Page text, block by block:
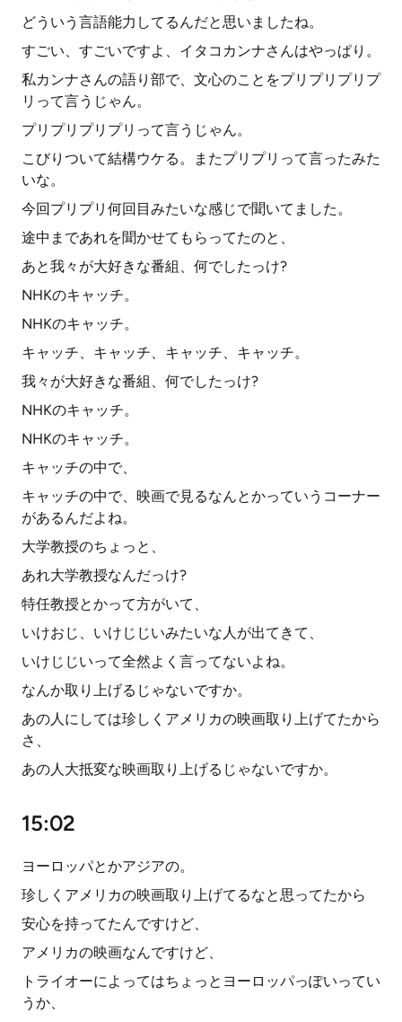
どういう言語能力してるんだと思いましたね。
すごい、すごいですよ、イタコカンナさんはやっぱり。
私カンナさんの語り部で、文心のことをプリプリプリプ
リって言うじゃん。
プリプリプリプリって言うじゃん。
こびりついて結構ウケる。またプリプリって言ったみた
いな。
今回プリプリ何回目みたいな感じで聞いてました。
途中まであれを聞かせてもらってたのと、
あと我々が大好きな番組、何でしたっけ?
NHKのキャッチ。
NHKのキャッチ。
キャッチ、キャッチ、キャッチ、キャッチ。
我々が大好きな番組、何でしたっけ?
NHKのキャッチ。
NHKのキャッチ。
キャッチの中で、
キャッチの中で、映画で見るなんとかっていうコーナー
があるんだよね。
大学教授のちょっと、
あれ大学教授なんだっけ?
特任教授とかって方がいて、
いけおじ、いけじじいみたいな人が出てきて、
いけじじいって全然よく言ってないよね。
なんか取り上げるじゃないですか。
あの人にしては珍しくアメリカの映画取り上げてたから
さ、
あの人大抵変な映画取り上げるじゃないですか。
15:02
ヨーロッパとかアジアの。
珍しくアメリカの映画取り上げてるなと思ってたから
安心を持ってたんですけど、
アメリカの映画なんですけど、
トライオーによってはちょっとヨーロッパっぽいってい
うか、